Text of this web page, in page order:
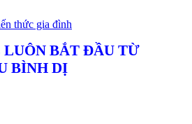
LUÔN BẮT ĐẦU TỪ
BÌNH DỊ